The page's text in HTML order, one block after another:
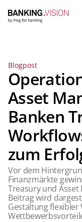
Blogpost
Asset
Banken
zum
Vor dem
Finanzmärkte
Treasury und
Beitrag wird
Gestaltung